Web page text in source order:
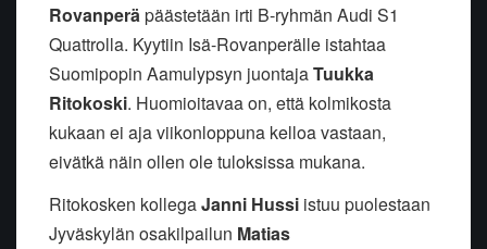
Rovanperäpäästetään irti B-ryhmän Audi S1
Quattrolla. Kyytiin Isä-Rovanperälle istahtaa
Suomipopin Aamulypsyn juontajaTuukka
Ritokoski. Huomioitavaa on, että kolmikosta
kukaan ei aja viikonloppuna kelloa vastaan,
eivätkä näin ollen ole tuloksissa mukana.
Ritokosken kollegaJanni Hussi istuu puolestaan
Jyväskylän osakilpailun Matias